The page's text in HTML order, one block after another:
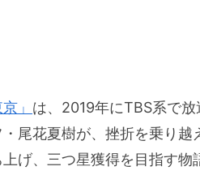
」 は、2019年にTBS系で
尾花夏樹が、挫折を乗り
げ、三つ星獲得を目指す